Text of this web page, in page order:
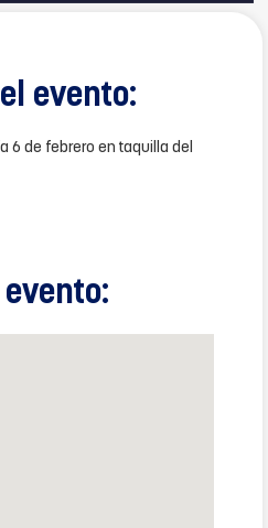
evento:
6 de febrero en taquilla del